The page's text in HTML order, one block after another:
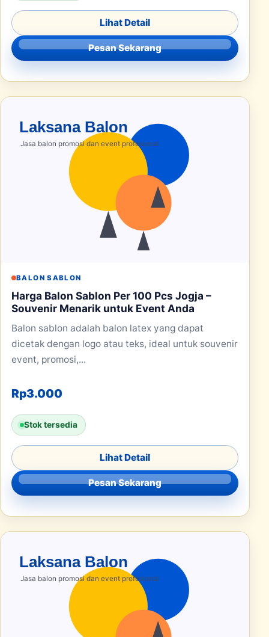
Lihat Detail
Pesan Sekarang
BALON SABLON
Harga Balon Sablon Per 100 Pcs Jogja –
Souvenir Menarik untuk Event Anda
Balon sablon adalah balon latex yang dapat
dicetak dengan logo atau teks, ideal untuk souvenir
event, promosi,...
Rp3.000
Stok tersedia
Lihat Detail
Pesan Sekarang